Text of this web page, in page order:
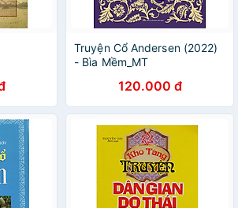
Truyện Cổ Andersen (2022)
- Bìa Mềm_MT
120.000 đ